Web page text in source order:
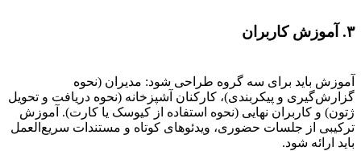
۳. آموزش کاربران
آموزش باید برای سه گروه طراحی شود: مدیران (نحوه
گزارش‌گیری و پیکربندی)، کارکنان آشپزخانه (نحوه دریافت و تحویل
ژتون) و کاربران نهایی (نحوه استفاده از کیوسک یا کارت). آموزش
ترکیبی از جلسات حضوری، ویدئوهای کوتاه و مستندات سریع‌العمل
باید ارائه شود.